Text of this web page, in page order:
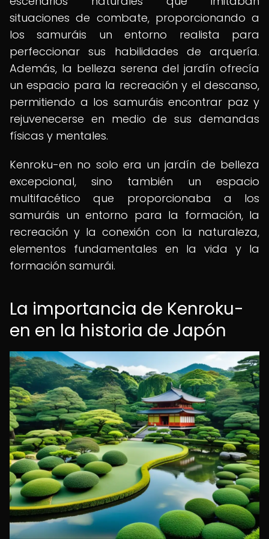
situaciones de combate, proporcionando a
los samuráis un entorno realista para
perfeccionar sus habilidades de arquería.
Además, la belleza serena del jardín ofrecía
un espacio para la recreación y el descanso,
permitiendo a los samuráis encontrar paz y
rejuvenecerse en medio de sus demandas
físicas y mentales.
Kenroku-en no solo era un jardín de belleza
excepcional, sino también un espacio
multifacético que proporcionaba a los
samuráis un entorno para la formación, la
recreación y la conexión con la naturaleza,
elementos fundamentales en la vida y la
formación samurái.
La importancia de Kenroku-
en en la historia de Japón